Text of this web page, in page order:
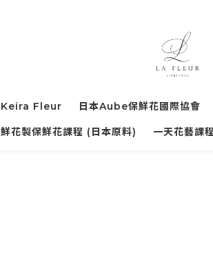
Keira Fleur 日本Aube保鮮花國際協會
鮮花製保鮮花課程 (日本原料) 一天花藝課程